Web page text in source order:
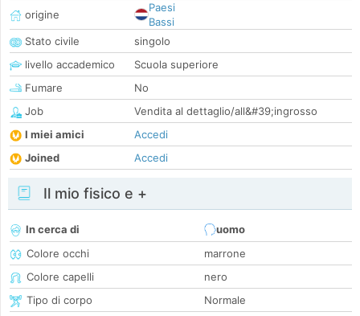
origine
Paesi
Bassi
Stato civile
singolo
livello accademico
Scuola superiore
Fumare
No
Job
Vendita al dettaglio/all&#39;ingrosso
I miei amici
Accedi
Joined
Accedi
Il mio fisico e +
In cerca di
uomo
Colore occhi
marrone
Colore capelli
nero
Tipo di corpo
Normale